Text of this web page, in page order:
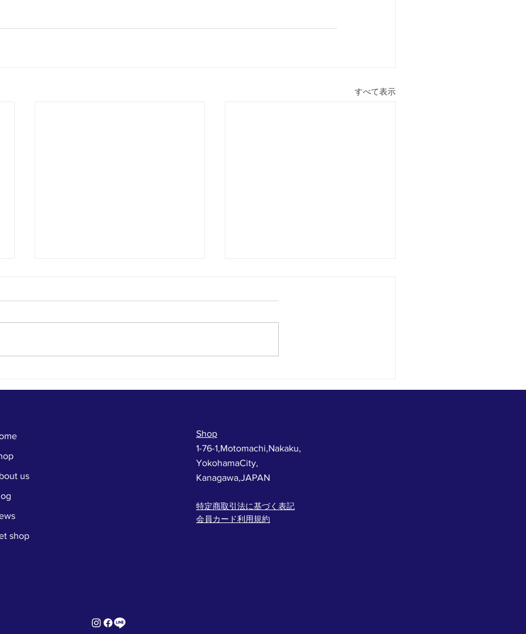
すべて表示
ール
る！今年最後のじゃんけん大
us
shop
Shop
1-76-1,Motomachi,Nakaku,
YokohamaCity,
Kanagawa,JAPAN
特定商取引法に基づく表記
会員カード利用規約